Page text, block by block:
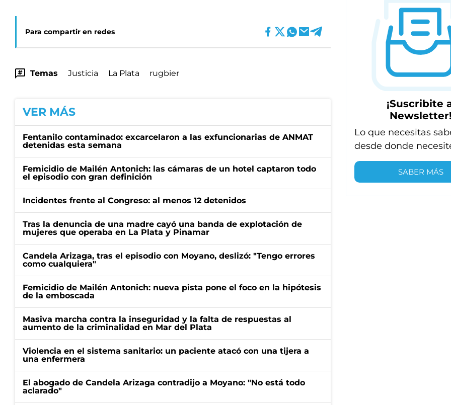
Para compartir en redes
Temas Justicia La Plata rugbier
VER MÁS
Fentanilo contaminado: excarcelaron a las exfuncionarias de ANMAT
detenidas esta semana
Femicidio de Mailén Antonich: las cámaras de un hotel captaron todo
el episodio con gran definición
Incidentes frente al Congreso: al menos 12 detenidos
Tras la denuncia de una madre cayó una banda de explotación de
mujeres que operaba en La Plata y Pinamar
Candela Arizaga, tras el episodio con Moyano, deslizó: "Tengo errores
como cualquiera"
Femicidio de Mailén Antonich: nueva pista pone el foco en la hipótesis
de la emboscada
Masiva marcha contra la inseguridad y la falta de respuestas al
aumento de la criminalidad en Mar del Plata
Violencia en el sistema sanitario: un paciente atacó con una tijera a
una enfermera
El abogado de Candela Arizaga contradijo a Moyano: "No está todo
aclarado"
¡Suscribite
Lo que necesitas
desde donde
SABER MÁS